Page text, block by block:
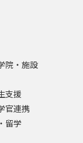
院・施設
支援
官連携
留学